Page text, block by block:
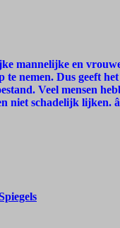
mannelijke en
te nemen. Dus geeft
Veel mensen
niet schadelijk lijken.